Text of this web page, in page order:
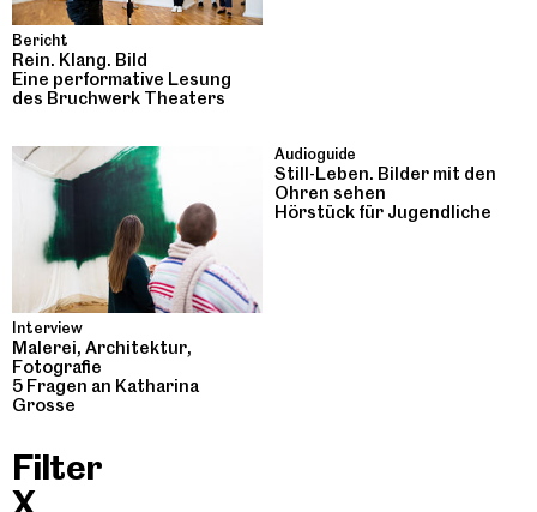
Bericht
Rein. Klang. Bild
Eine performative Lesung
des Bruchwerk Theaters
Interview
Malerei, Architektur,
Fotografie
5 Fragen an Katharina
Grosse
Audioguide
Still-Leben. Bilder mit den
Ohren sehen
Hörstück für Jugendliche
Filter